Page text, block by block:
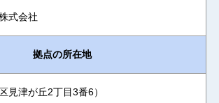
式会社
拠点の所在地
見津が丘2丁目3番6）